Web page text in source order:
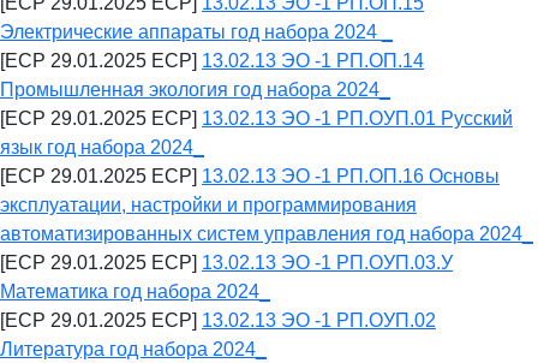
Электрические аппараты год набора 2024 _
[ECP 29.01.2025 ECP] 13.02.13 ЭО -1 РП.ОП.14
Промышленная экология год набора 2024_
[ECP 29.01.2025 ECP] 13.02.13 ЭО -1 РП.ОУП.01 Русский
язык год набора 2024_
[ECP 29.01.2025 ECP] 13.02.13 ЭО -1 РП.ОП.16 Основы
эксплуатации, настройки и программирования
автоматизированных систем управления год набора 2024_
[ECP 29.01.2025 ECP] 13.02.13 ЭО -1 РП.ОУП.03.У
Математика год набора 2024_
[ECP 29.01.2025 ECP] 13.02.13 ЭО -1 РП.ОУП.02
Литература год набора 2024_